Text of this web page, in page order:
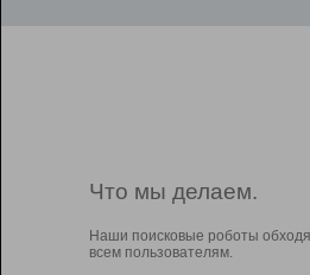
Что мы делаем.
Наши поисковые роботы
всем пользователям.